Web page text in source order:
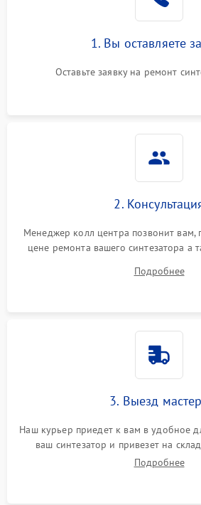
1. Вы оставляете
Оставьте заявку на ремонт
2.
Менеджер колл центра позвонит вам,
цене ремонта вашего синтезатора а
Подробнее
3. Выезд
Наш курьер приедет к вам в удобное
ваш синтезатор и привезет на
Подробнее